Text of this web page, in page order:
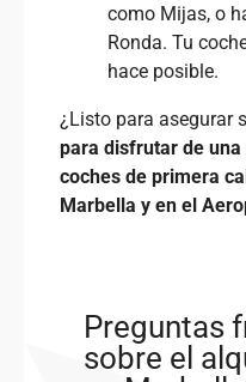
como Mijas, o
Ronda. Tu
hace posible.
¿Listo para asegurar
para disfrutar de
coches de primera
Marbella y en el
Preguntas
sobre el